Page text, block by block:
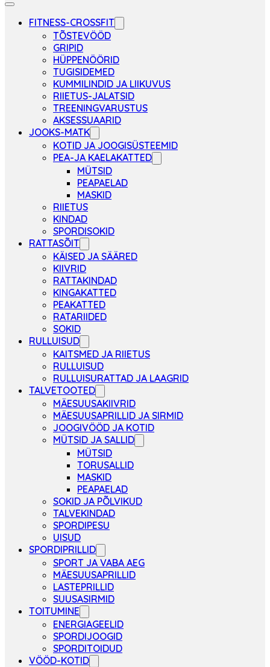
FITNESS-CROSSFIT
TÕSTEVÖÖD
GRIPID
HÜPPENÖÖRID
TUGISIDEMED
KUMMILINDID JA LIIKUVUS
RIIETUS-JALATSID
TREENINGVARUSTUS
AKSESSUAARID
JOOKS-MATK
KOTID JA JOOGISÜSTEEMID
PEA-JA KAELAKATTED
MÜTSID
PEAPAELAD
MASKID
RIIETUS
KINDAD
SPORDISOKID
RATTASÕIT
KÄISED JA SÄÄRED
KIIVRID
RATTAKINDAD
KINGAKATTED
PEAKATTED
RATARIIDED
SOKID
RULLUISUD
KAITSMED JA RIIETUS
RULLUISUD
RULLUISURATTAD JA LAAGRID
TALVETOOTED
MÄESUUSAKIIVRID
MÄESUUSAPRILLID JA SIRMID
JOOGIVÖÖD JA KOTID
MÜTSID JA SALLID
MÜTSID
TORUSALLID
MASKID
PEAPAELAD
SOKID JA PÕLVIKUD
TALVEKINDAD
SPORDIPESU
UISUD
SPORDIPRILLID
SPORT JA VABA AEG
MÄESUUSAPRILLID
LASTEPRILLID
SUUSASIRMID
TOITUMINE
ENERGIAGEELID
SPORDIJOOGID
SPORDITOIDUD
VÖÖD-KOTID